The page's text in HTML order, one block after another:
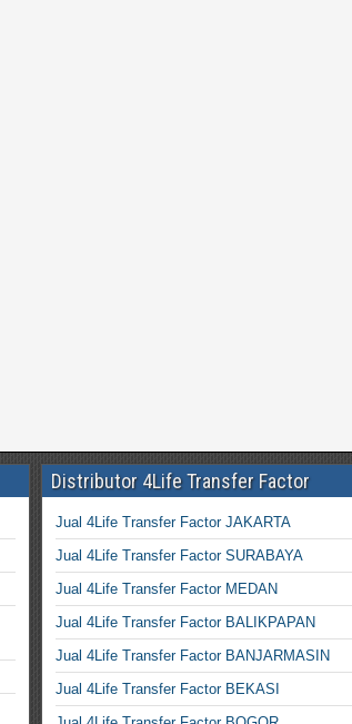
Distributor 4Life Transfer Factor
Jual 4Life Transfer Factor JAKARTA
Jual 4Life Transfer Factor SURABAYA
Jual 4Life Transfer Factor MEDAN
Jual 4Life Transfer Factor BALIKPAPAN
Jual 4Life Transfer Factor BANJARMASIN
Jual 4Life Transfer Factor BEKASI